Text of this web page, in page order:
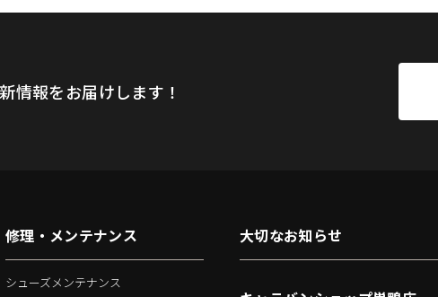
情報をお届けします！
修理・メンテナンス
シューズメンテナンス
大切なお知らせ